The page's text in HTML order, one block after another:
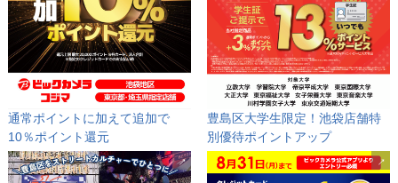
通常ポイントに加えて追加で
10％ポイント還元
豊島区大学生限定！池袋店舗特
別優待ポイントアップ